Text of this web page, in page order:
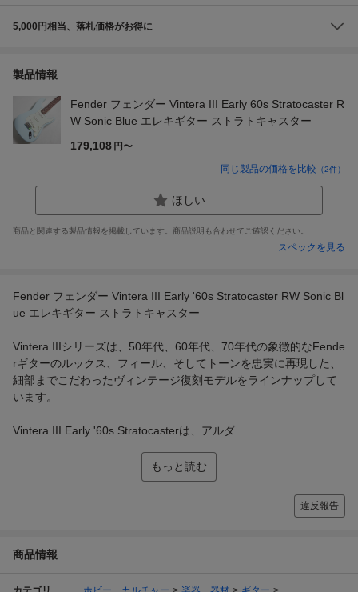
5,000円相当、落札価格がお得に
製品情報
Fender フェンダー Vintera III Early 60s Stratocaster R
W Sonic Blue エレキギター ストラトキャスター
179,108 円〜
同じ製品の価格を比較 （2件）
ほしい
商品と関連する製品情報を掲載しています。商品説明も合わせてご確認ください。
スペックを見る
Fender フェンダー Vintera III Early '60s Stratocaster RW Sonic Bl
ue エレキギター ストラトキャスター
Vintera IIIシリーズは、50年代、60年代、70年代の象徴的なFende
rギターのルックス、フィール、そしてトーンを忠実に再現した、
細部までこだわったヴィンテージ復刻モデルをラインナップして
います。
Vintera III Early '60s Stratocasterは、アルダ...
もっと読む
違反報告
商品情報